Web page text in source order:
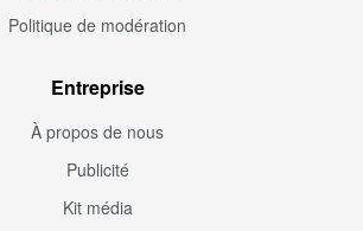
Politique de modération
Entreprise
À propos de nous
Publicité
Kit média